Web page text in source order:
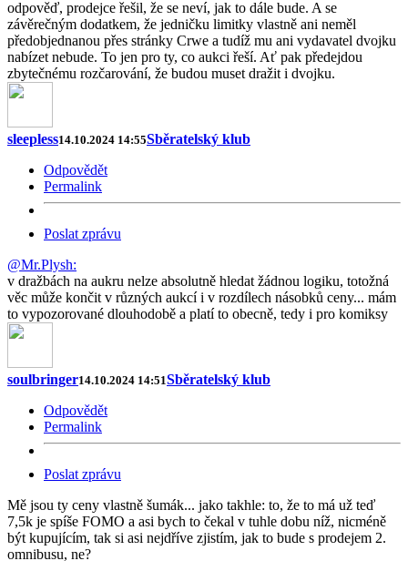
odpověď, prodejce řešil, že se neví, jak to dále bude. A se
závěrečným dodatkem, že jedničku limitky vlastně ani neměl
předobjednanou přes stránky Crwe a tudíž mu ani vydavatel dvojku
nabízet nebude. To jen pro ty, co aukci řeší. Ať pak předejdou
zbytečnému rozčarování, že budou muset dražit i dvojku.
sleepless14.10.2024 14:55Sběratelský klub
Odpovědět
Permalink
Poslat zprávu
@Mr.Plysh:
v dražbách na aukru nelze absolutně hledat žádnou logiku, totožná
věc může končit v různých aukcí i v rozdílech násobků ceny... mám
to vypozorované dlouhodobě a platí to obecně, tedy i pro komiksy
soulbringer14.10.2024 14:51Sběratelský klub
Odpovědět
Permalink
Poslat zprávu
Mě jsou ty ceny vlastně šumák... jako takhle: to, že to má už teď
7,5k je spíše FOMO a asi bych to čekal v tuhle dobu níž, nicméně
být kupujícím, tak si asi nejdříve zjistím, jak to bude s prodejem 2.
omnibusu, ne?